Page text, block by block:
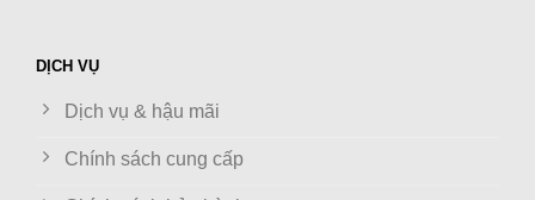
DỊCH VỤ
Dịch vụ & hậu mãi
Chính sách cung cấp